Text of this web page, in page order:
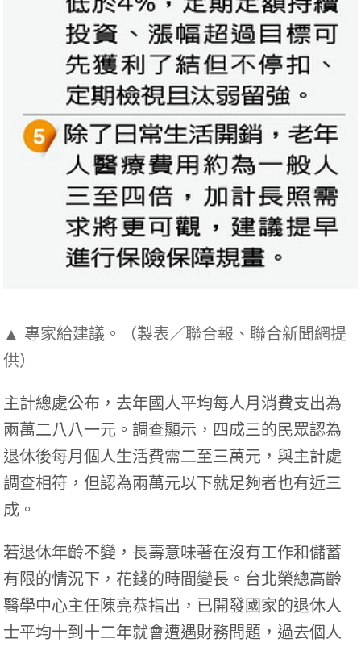
▲ 專家給建議。（製表／聯合報、聯合新聞網提
供）
主計總處公布，去年國人平均每人月消費支出為
兩萬二八八一元。調查顯示，四成三的民眾認為
退休後每月個人生活費需二至三萬元，與主計處
調查相符，但認為兩萬元以下就足夠者也有近三
成。
若退休年齡不變，長壽意味著在沒有工作和儲蓄
有限的情況下，花錢的時間變長。台北榮總高齡
醫學中心主任陳亮恭指出，已開發國家的退休人
士平均十到十二年就會遭遇財務問題，過去個人